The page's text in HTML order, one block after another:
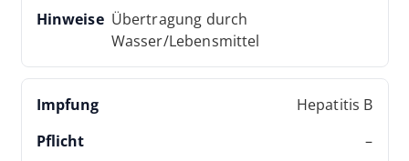
Übertragung durch
Wasser/Lebensmittel
Hepatitis B
–